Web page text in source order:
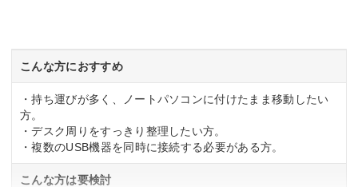
ー
幅x高さx奥行き
重量
こんな方におすすめ
・持ち運びが多く、ノートパソコンに付けたまま移動したい
方。
・デスク周りをすっきり整理したい方。
・複数のUSB機器を同時に接続する必要がある方。
こんな方は要検討